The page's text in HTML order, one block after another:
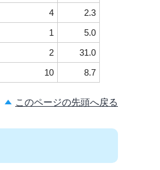
4
2.3
1
5.0
2
31.0
10 8.7
このページの先頭へ戻る